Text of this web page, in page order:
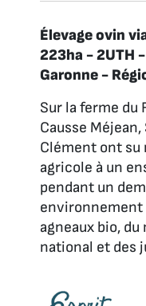
Élevage ovin
223ha - 2UTH
Garonne -
Sur la ferme du
Causse
Clément ont su
agricole à un
pendant un
environnement
agneaux bio,
national et des